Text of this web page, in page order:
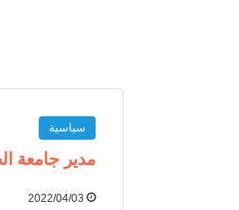
سياسية
مدير جامعة
2022/04/03